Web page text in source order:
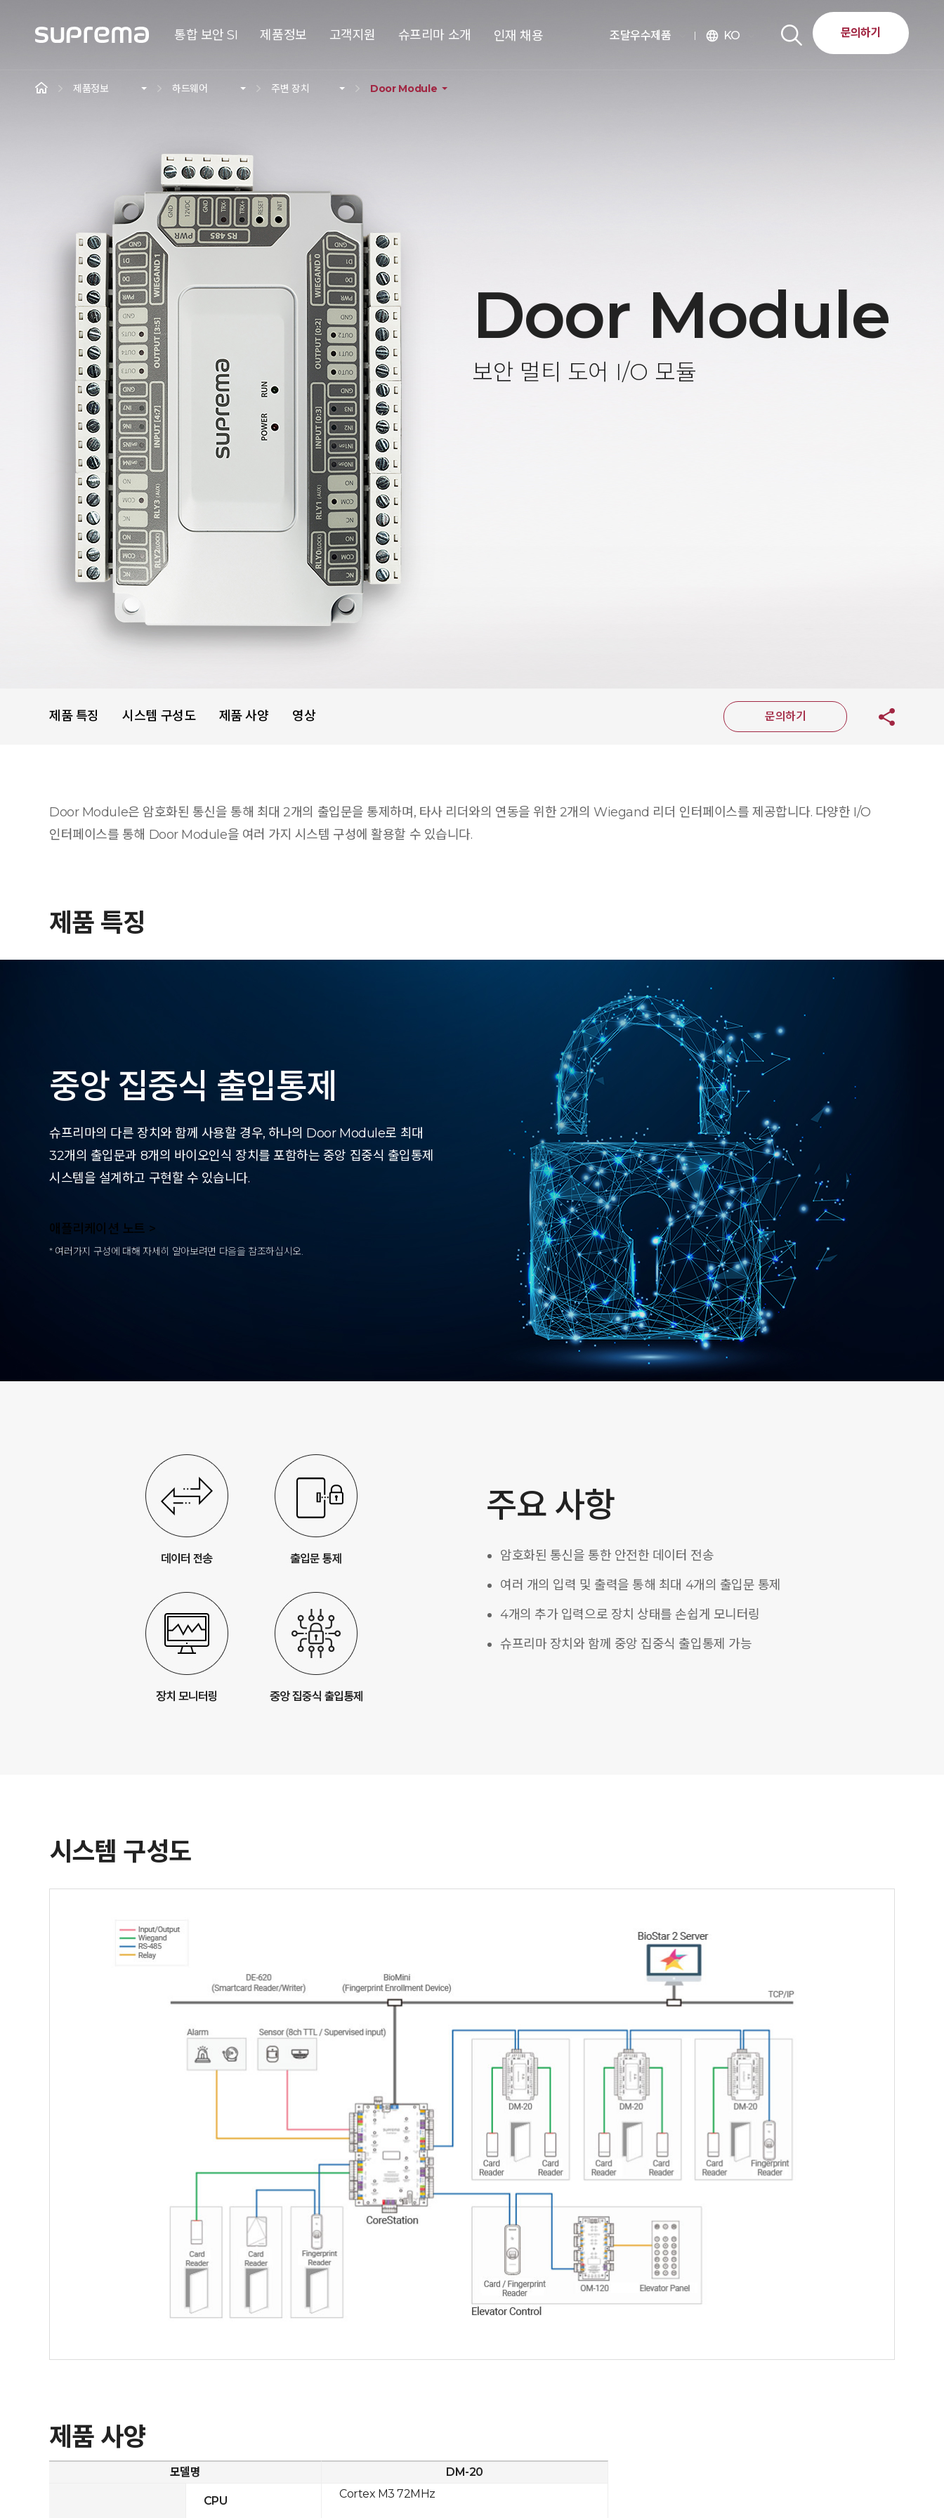
통합 보안 SI 제품정보 고객지원 슈프리마 소개 인재 채용 조달우수제품 language KO 문의하기
Door Module
보안 멀티 도어 I/O 모듈
제품정보 하드웨어 주변 장치 Door Module
제품 특징 시스템 구성도 제품 사양 영상 문의하기
Door Module은 암호화된 통신을 통해 최대 2개의 출입문을 통제하며, 타사 리더와의 연동을 위한 2개의 Wiegand 리더 인터페이스를 제공합니다. 다양한 I/O
인터페이스를 통해 Door Module을 여러 가지 시스템 구성에 활용할 수 있습니다.
제품 특징
중앙 집중식 출입통제
슈프리마의 다른 장치와 함께 사용할 경우, 하나의 Door Module로 최대
32개의 출입문과 8개의 바이오인식 장치를 포함하는 중앙 집중식 출입통제
시스템을 설계하고 구현할 수 있습니다.
애플리케이션 노트 >
* 여러가지 구성에 대해 자세히 알아보려면 다음을 참조하십시오.
주요 사항
암호화된 통신을 통한 안전한 데이터 전송
여러 개의 입력 및 출력을 통해 최대 4개의 출입문 통제
4개의 추가 입력으로 장치 상태를 손쉽게 모니터링
슈프리마 장치와 함께 중앙 집중식 출입통제 가능
시스템 구성도
제품 사양
모델명
CPU
DM-20
Cortex M3 72MHz